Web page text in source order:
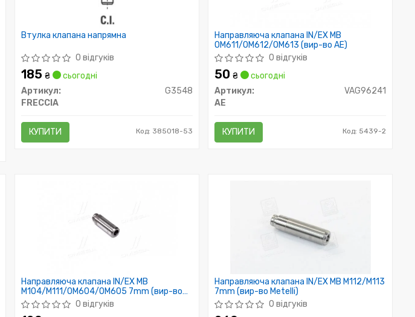
Втулка клапана напрямна
0 відгуків
185₴
сьогодні
Артикул:
G3548
FRECCIA
КУПИТИ Код: 385018-53
Направляюча клапана IN/EX MB
OM611/OM612/OM613 (вир-во AE)
0 відгуків
50₴
сьогодні
Артикул:
VAG96241
AE
КУПИТИ Код: 5439-2
Направляюча клапана IN/EX MB
M104/M111/OM604/OM605 7mm (вир-во
AE)
0 відгуків
Направляюча клапана IN/EX MB M112/M113
7mm (вир-во Metelli)
0 відгуків